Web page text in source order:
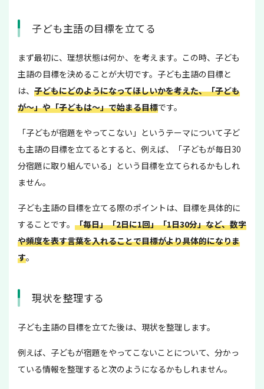
子ども主語の目標を立てる
まず最初に、理想状態は何か、を考えます。この時、子ども
主語の目標を決めることが大切です。子ども主語の目標と
は、 子どもにどのようになってほしいかを考えた、「子ども
が～」や「子どもは～」で始まる目標です。
「子どもが宿題をやってこない」というテーマについて子ど
も主語の目標を立てるとすると、例えば、「子どもが毎日30
分宿題に取り組んでいる」という目標を立てられるかもしれ
ません。
子ども主語の目標を立てる際のポイントは、目標を具体的に
することです。 「毎日」「2日に1回」「1日30分」など、数字
や頻度を表す言葉を入れることで目標がより具体的になりま
す。
現状を整理する
子ども主語の目標を立てた後は、現状を整理します。
例えば、子どもが宿題をやってこないことについて、分かっ
ている情報を整理すると次のようになるかもしれません。